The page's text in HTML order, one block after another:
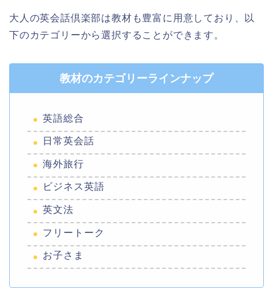
大人の英会話倶楽部は教材も豊富に用意しており、以
下のカテゴリーから選択することができます。
教材のカテゴリーラインナップ
英語総合
日常英会話
海外旅行
ビジネス英語
英文法
フリートーク
お子さま